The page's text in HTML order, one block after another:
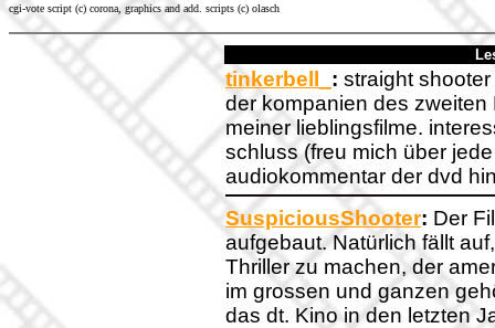
cgi-vote script (c) corona, graphics and add. scripts (c) olasch
tinkerbell_ : straight
der kompanien des
meiner lieblingsfilme.
schluss (freu mich über
audiokommentar der dvd
SuspiciousShooter: Der
aufgebaut. Natürlich fällt
Thriller zu machen, der
im grossen und ganzen
das dt. Kino in den letzten